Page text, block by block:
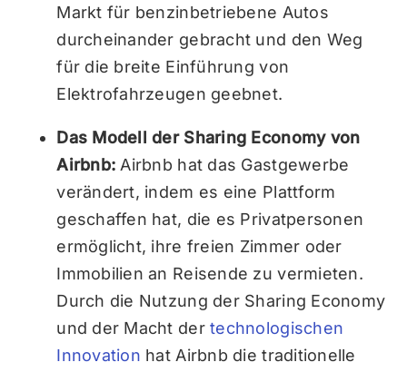
Markt für benzinbetriebene Autos
durcheinander gebracht und den Weg
für die breite Einführung von
Elektrofahrzeugen geebnet.
Das Modell der Sharing Economy von
Airbnb:Airbnb hat das Gastgewerbe
verändert, indem es eine Plattform
geschaffen hat, die es Privatpersonen
ermöglicht, ihre freien Zimmer oder
Immobilien an Reisende zu vermieten.
Durch die Nutzung der Sharing Economy
und der Macht dertechnologischen
Innovation hat Airbnb die traditionelle